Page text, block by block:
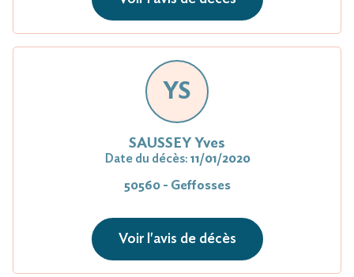
YS
SAUSSEY Yves
Date du décès: 11/01/2020
50560 - Geffosses
Voir l'avis de décès